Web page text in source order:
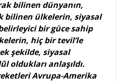
bilinen dünyanın,
bilinen ülkelerin, siyasal
bir güce sahip
hiç bir tevil’le
şekilde, siyasal
oldukları anlaşıldı.
Avrupa-Amerika